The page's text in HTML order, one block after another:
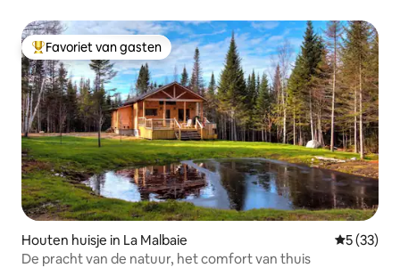
Topfavoriet van gasten
Favoriet van gasten
Houten huisje in La Malbaie
5 (33)
De pracht van de natuur, het comfort van thuis